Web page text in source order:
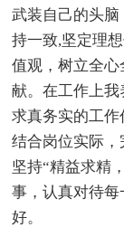
武装自己的头
持一致,坚定理
值观，树立全
献。在工作上
求真务实的工
结合岗位实际
坚持“精益求精
事，认真对待
好。